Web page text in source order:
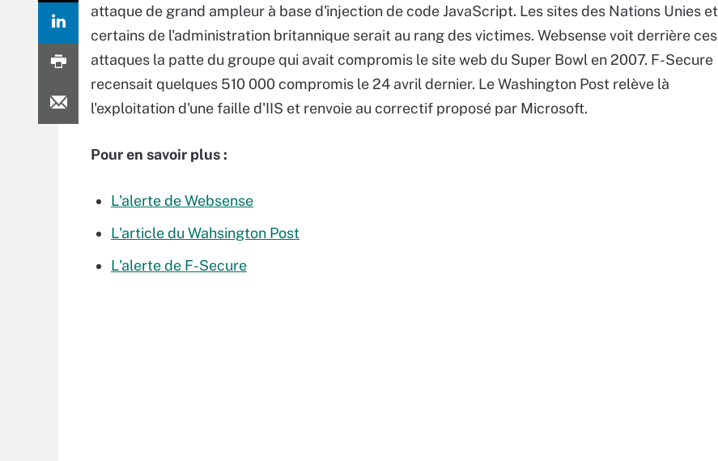
attaque de grand ampleur à base d'injection de code JavaScript. Les sites des Nations Unies et
certains de l'administration britannique serait au rang des victimes. Websense voit derrière ces
attaques la patte du groupe qui avait compromis le site web du Super Bowl en 2007. F-Secure
recensait quelques 510 000 compromis le 24 avril dernier. Le Washington Post relève là
l'exploitation d'une faille d'IIS et renvoie au correctif proposé par Microsoft.
Pour en savoir plus :
L'alerte de Websense
L'article du Wahsington Post
L'alerte de F-Secure